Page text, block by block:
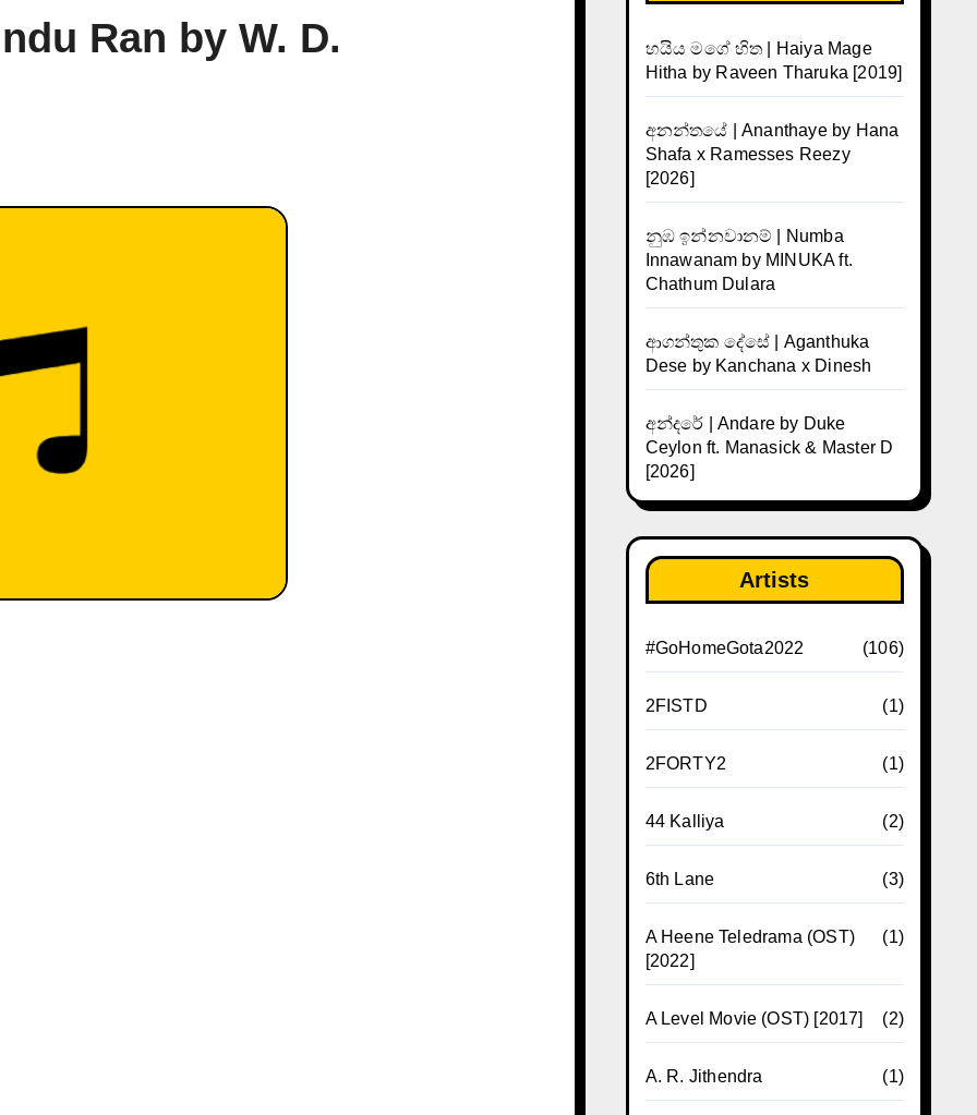
Ran by W. D.
හයිය මගේ හිත | Haiya Mage
Hitha by Raveen Tharuka [2019]
අනන්තයේ | Ananthaye by Hana
Shafa x Ramesses Reezy
[2026]
නුඹ ඉන්නවානම් | Numba
Innawanam by MINUKA ft.
Chathum Dulara
ආගන්තුක දේසේ | Aganthuka
Dese by Kanchana x Dinesh
අන්දරේ | Andare by Duke
Ceylon ft. Manasick & Master D
[2026]
Artists
#GoHomeGota2022 (106)
2FISTD (1)
2FORTY2 (1)
44 Kalliya (2)
6th Lane (3)
A Heene Teledrama (OST)
[2022]
(1)
A Level Movie (OST) [2017] (2)
A. R. Jithendra (1)